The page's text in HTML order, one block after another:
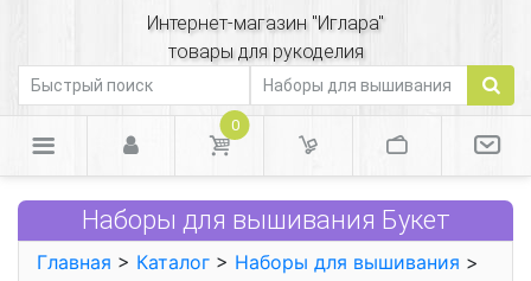
Интернет-магазин "Иглара"
товары для рукоделия
0
Наборы для вышивания Букет
Главная > Каталог > Наборы для вышивания >